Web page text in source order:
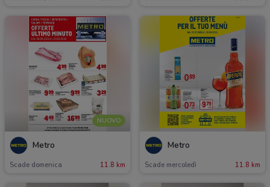
NUOVO
Metro
Scade domenica 11.8 km
Metro
Scade mercoledì 11.8 km